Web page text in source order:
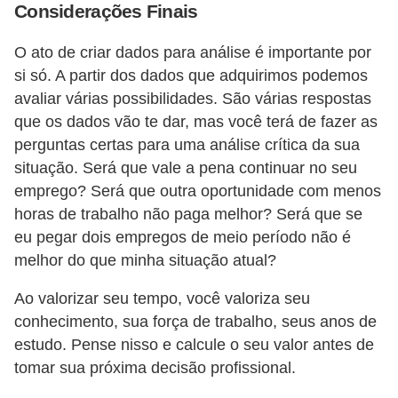
Considerações Finais
O ato de criar dados para análise é importante por
si só. A partir dos dados que adquirimos podemos
avaliar várias possibilidades. São várias respostas
que os dados vão te dar, mas você terá de fazer as
perguntas certas para uma análise crítica da sua
situação. Será que vale a pena continuar no seu
emprego? Será que outra oportunidade com menos
horas de trabalho não paga melhor? Será que se
eu pegar dois empregos de meio período não é
melhor do que minha situação atual?
Ao valorizar seu tempo, você valoriza seu
conhecimento, sua força de trabalho, seus anos de
estudo. Pense nisso e calcule o seu valor antes de
tomar sua próxima decisão profissional.